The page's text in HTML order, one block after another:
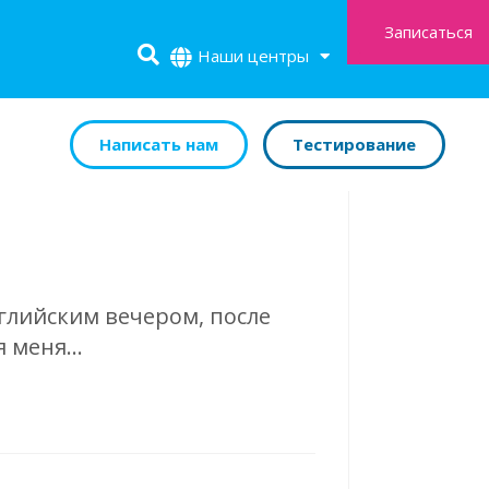
Наши центры
Записаться
Написать нам Тестирование
вечером, после
меня…